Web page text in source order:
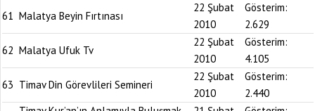
61 Malatya Beyin Fırtınası
22 Şubat
2010
Gösterim:
2.629
62 Malatya Ufuk Tv
22 Şubat
2010
Gösterim:
4.105
63 Timav Din Görevlileri Semineri
22 Şubat
2010
Gösterim:
2.440